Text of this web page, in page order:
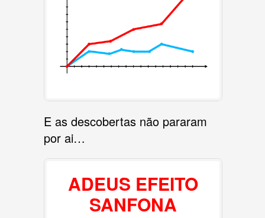
E as descobertas não pararam
por ai…
ADEUS EFEITO
SANFONA